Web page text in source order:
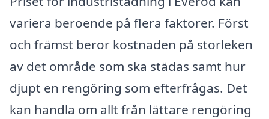
variera beroende på flera faktorer. Först
och främst beror kostnaden på storleken
av det område som ska städas samt hur
djupt en rengöring som efterfrågas. Det
kan handla om allt från lättare rengöring